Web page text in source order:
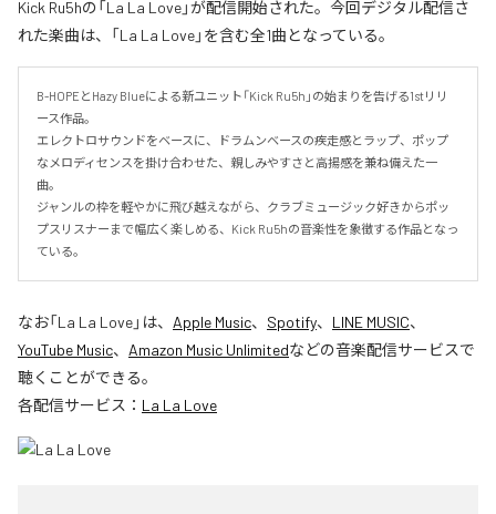
Kick Ru5hの「La La Love」が配信開始された。今回デジタル配信さ
れた楽曲は、「La La Love」を含む全1曲となっている。
B-HOPEとHazy Blueによる新ユニット「Kick Ru5h」の始まりを告げる1stリリ
ース作品。
エレクトロサウンドをベースに、ドラムンベースの疾走感とラップ、ポップ
なメロディセンスを掛け合わせた、親しみやすさと高揚感を兼ね備えた一
曲。
ジャンルの枠を軽やかに飛び越えながら、クラブミュージック好きからポッ
プスリスナーまで幅広く楽しめる、Kick Ru5hの音楽性を象徴する作品となっ
ている。
なお「La La Love」は、 Apple Music、 Spotify、 LINE MUSIC、
YouTube Music、 Amazon Music Unlimitedなどの音楽配信サービスで
聴くことができる。
各配信サービス： La La Love